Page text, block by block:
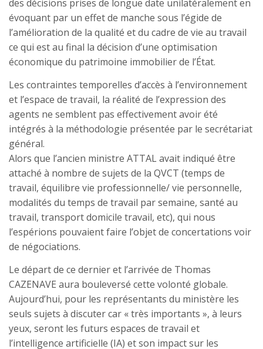
des décisions prises de longue date unilatéralement en
évoquant par un effet de manche sous l’égide de
l’amélioration de la qualité et du cadre de vie au travail
ce qui est au final la décision d’une optimisation
économique du patrimoine immobilier de l’État.
Les contraintes temporelles d’accès à l’environnement
et l’espace de travail, la réalité de l’expression des
agents ne semblent pas effectivement avoir été
intégrés à la méthodologie présentée par le secrétariat
général.
Alors que l’ancien ministre ATTAL avait indiqué être
attaché à nombre de sujets de la QVCT (temps de
travail, équilibre vie professionnelle/ vie personnelle,
modalités du temps de travail par semaine, santé au
travail, transport domicile travail, etc), qui nous
l’espérions pouvaient faire l’objet de concertations voir
de négociations.
Le départ de ce dernier et l’arrivée de Thomas
CAZENAVE aura bouleversé cette volonté globale.
Aujourd’hui, pour les représentants du ministère les
seuls sujets à discuter car « très importants », à leurs
yeux, seront les futurs espaces de travail et
l’intelligence artificielle (IA) et son impact sur les